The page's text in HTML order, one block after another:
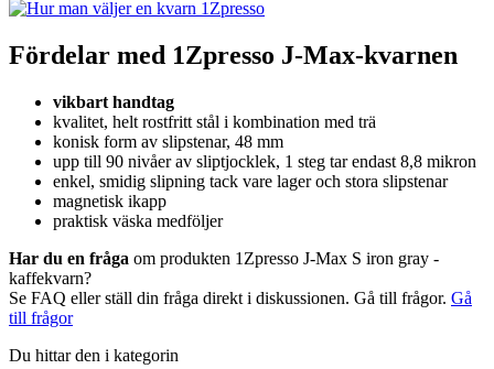
Fördelar med 1Zpresso J-Max-kvarnen
vikbart handtag
kvalitet, helt rostfritt stål i kombination med trä
konisk form av slipstenar, 48 mm
upp till 90 nivåer av sliptjocklek, 1 steg tar endast 8,8 mikron
enkel, smidig slipning tack vare lager och stora slipstenar
magnetisk ikapp
praktisk väska medföljer
Har du en fråga om produkten 1Zpresso J-Max S iron gray -
kaffekvarn?
Se FAQ eller ställ din fråga direkt i diskussionen. Gå till frågor. Gå
till frågor
Du hittar den i kategorin